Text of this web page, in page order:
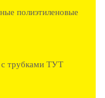
полиэтиленовые
ТУТ